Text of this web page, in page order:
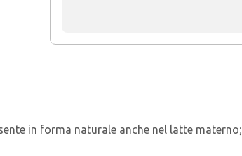
in forma naturale anche nel latte materno;